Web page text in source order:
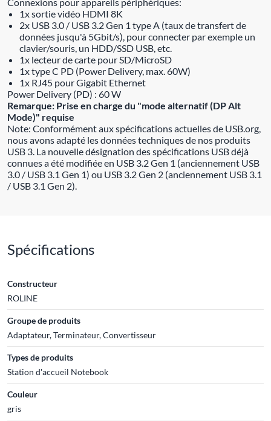
1x sortie vidéo HDMI 8K
2x USB 3.0 / USB 3.2 Gen 1 type A (taux de transfert de
données jusqu'à 5Gbit/s), pour connecter par exemple un
clavier/souris, un HDD/SSD USB, etc.
1x lecteur de carte pour SD/MicroSD
1x type C PD (Power Delivery, max. 60W)
1x RJ45 pour Gigabit Ethernet
Power Delivery (PD) : 60 W
Remarque: Prise en charge du "mode alternatif (DP Alt
Mode)" requise
Note: Conformément aux spécifications actuelles de USB.org,
nous avons adapté les données techniques de nos produits
USB 3. La nouvelle désignation des spécifications USB déjà
connues a été modifiée en USB 3.2 Gen 1 (anciennement USB
3.0 / USB 3.1 Gen 1) ou USB 3.2 Gen 2 (anciennement USB 3.1
/ USB 3.1 Gen 2).
Spécifications
Constructeur
ROLINE
Groupe de produits
Adaptateur, Terminateur, Convertisseur
Types de produits
Station d'accueil Notebook
Couleur
gris